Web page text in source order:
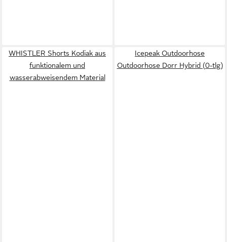
WHISTLER Shorts Kodiak aus
funktionalem und
wasserabweisendem Material
Icepeak Outdoorhose
Outdoorhose Dorr Hybrid (0-tlg)